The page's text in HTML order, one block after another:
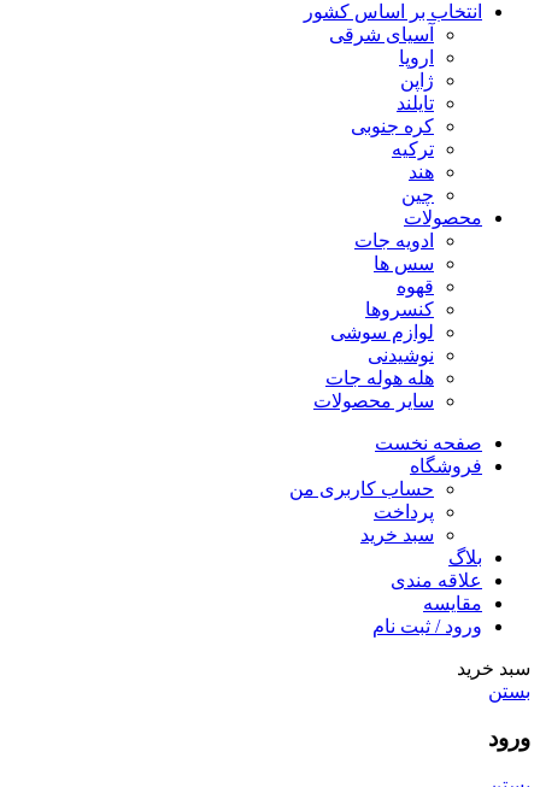
انتخاب بر اساس کشور
آسیای شرقی
اروپا
ژاپن
تایلند
کره جنوبی
ترکیه
هند
چین
محصولات
ادویه جات
سس ها
قهوه
کنسروها
لوازم سوشی
نوشیدنی
هله هوله جات
سایر محصولات
صفحه نخست
فروشگاه
حساب کاربری من
پرداخت
سبد خرید
بلاگ
علاقه مندی
مقایسه
ورود / ثبت نام
سبد خرید
بستن
ورود